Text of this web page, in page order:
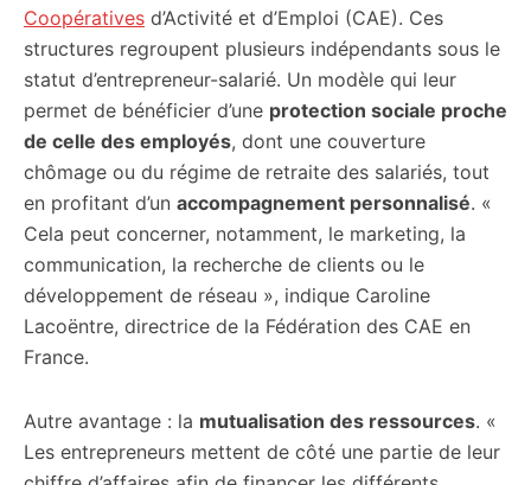
Coopératives d’Activité et d’Emploi (CAE). Ces
structures regroupent plusieurs indépendants sous le
statut d’entrepreneur-salarié. Un modèle qui leur
permet de bénéficier d’une protection sociale proche
de celle des employés, dont une couverture
chômage ou du régime de retraite des salariés, tout
en profitant d’un accompagnement personnalisé. «
Cela peut concerner, notamment, le marketing, la
communication, la recherche de clients ou le
développement de réseau », indique Caroline
Lacoëntre, directrice de la Fédération des CAE en
France.
Autre avantage : la mutualisation des ressources. «
Les entrepreneurs mettent de côté une partie de leur